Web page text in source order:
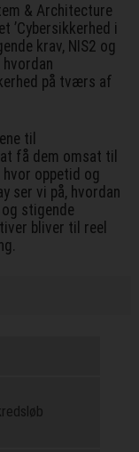
& Architecture
’Cybersikkerhed i
krav, NIS2 og
hvordan
på tværs af
til
få dem omsat til
oppetid og
ser vi på, hvordan
og stigende
bliver til reel